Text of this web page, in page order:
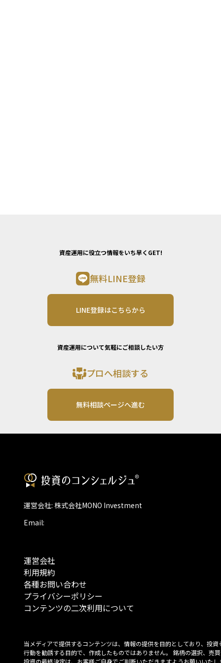
資産運用に役立つ情報をいち早くGET!
無料LINE登録
LINE登録はこちらから
資産運用について気軽にご相談したい方
プロへ相談する
無料相談ページへ進む
運営会社: 株式会社MONO Investment
Email:
運営会社
利用規約
各種お問い合わせ
プライバシーポリシー
コンテンツの二次利用について
当メディアで提供するコンテンツは、情報の提供を目的としており、投資
行動を勧誘する目的で、作成したものではありません。 銘柄の選択、売
投資の最終決定は、お客様ご自身でご判断いただきますようお願いいたし